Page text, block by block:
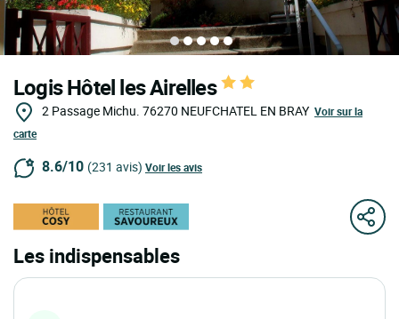
Logis Hôtel les Airelles
2 Passage Michu. 76270 NEUFCHATEL EN BRAY Voir sur la
carte
8.6/10 (231 avis) Voir les avis
Les indispensables